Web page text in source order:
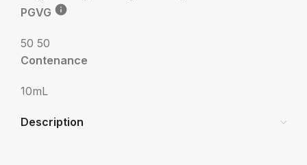
PGVG
50 50
Contenance
10mL
Description